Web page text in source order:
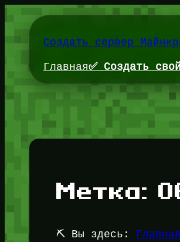
Перейти
к
содержимомуСоздать сервер
Главная✅ Создать
Метка:
⛏️ Вы здесь: Главная